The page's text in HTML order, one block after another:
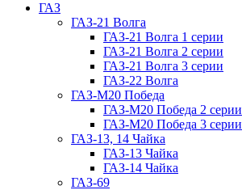
ГАЗ
ГАЗ-21 Волга
ГАЗ-21 Волга 1 серии
ГАЗ-21 Волга 2 серии
ГАЗ-21 Волга 3 серии
ГАЗ-22 Волга
ГАЗ-М20 Победа
ГАЗ-М20 Победа 2 серии
ГАЗ-М20 Победа 3 серии
ГАЗ-13, 14 Чайка
ГАЗ-13 Чайка
ГАЗ-14 Чайка
ГАЗ-69